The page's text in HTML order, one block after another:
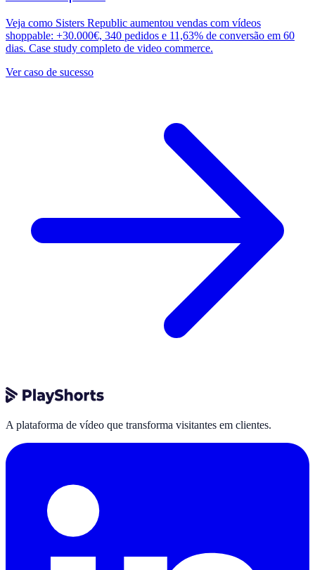
Veja como Sisters Republic aumentou vendas com vídeos
shoppable: +30.000€, 340 pedidos e 11,63% de conversão em 60
dias. Case study completo de video commerce.
Ver caso de sucesso
A plataforma de vídeo que transforma visitantes em clientes.